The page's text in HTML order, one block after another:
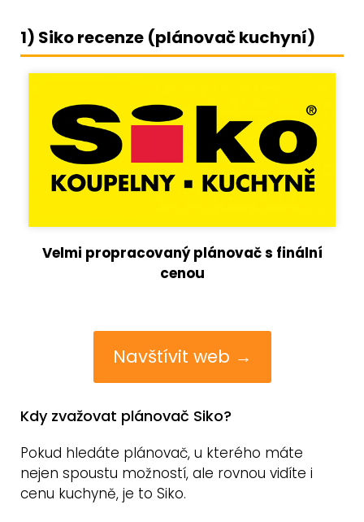
1) Siko recenze (plánovač kuchyní)
Velmi propracovaný plánovač s finální
cenou
Navštívit web →
Kdy zvažovat plánovač Siko?
Pokud hledáte plánovač, u kterého máte
nejen spoustu možností, ale rovnou vidíte i
cenu kuchyně, je to Siko.